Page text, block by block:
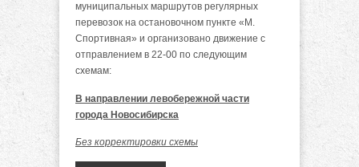
муниципальных маршрутов регулярных
перевозок на остановочном пункте «М.
Спортивная» и организовано движение с
отправлением в 22-00 по следующим
схемам:
В направлении левобережной части
города Новосибирска
Без корректировки схемы